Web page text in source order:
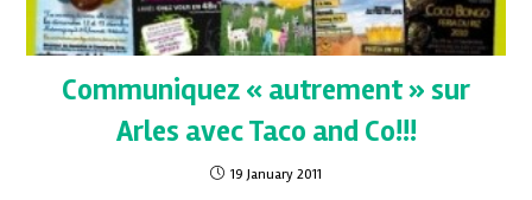
Communiquez « autrement » sur
Arles avec Taco and Co!!!
19 January 2011